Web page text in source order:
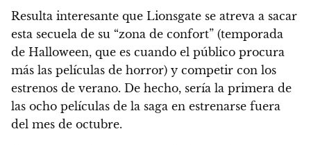
Resulta interesante que Lionsgate se atreva a sacar
esta secuela de su “zona de confort” (temporada
de Halloween, que es cuando el público procura
más las películas de horror) y competir con los
estrenos de verano. De hecho, sería la primera de
las ocho películas de la saga en estrenarse fuera
del mes de octubre.